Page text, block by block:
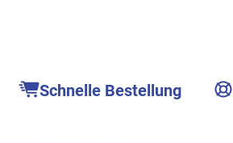
Schnelle Bestellung